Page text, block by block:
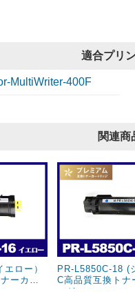
適合プリ
MultiWriter-400F
関連商
ロー）
ーカー
PR-L5850C-18 (
C高品質互換トナ